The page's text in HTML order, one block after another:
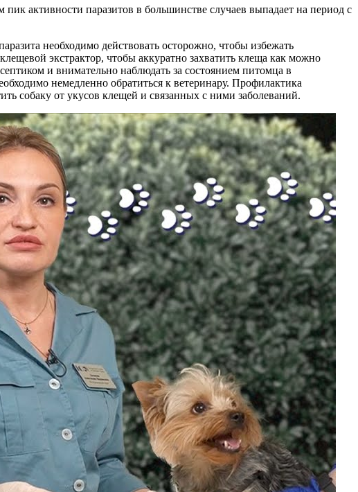
активности паразитов в большинстве случаев выпадает на период с
необходимо действовать осторожно, чтобы избежать
экстрактор, чтобы аккуратно захватить клеща как можно
и внимательно наблюдать за состоянием питомца в
немедленно обратиться к ветеринару. Профилактика
собаку от укусов клещей и связанных с ними заболеваний.